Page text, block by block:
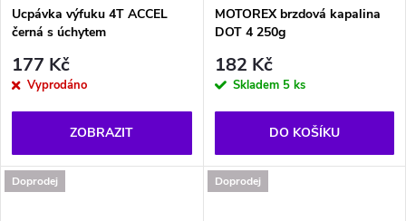
Ucpávka výfuku 4T ACCEL
černá s úchytem
177 Kč
Vyprodáno
ZOBRAZIT
MOTOREX brzdová kapalina
DOT 4 250g
182 Kč
Skladem 5 ks
DO KOŠÍKU
Doprodej Doprodej